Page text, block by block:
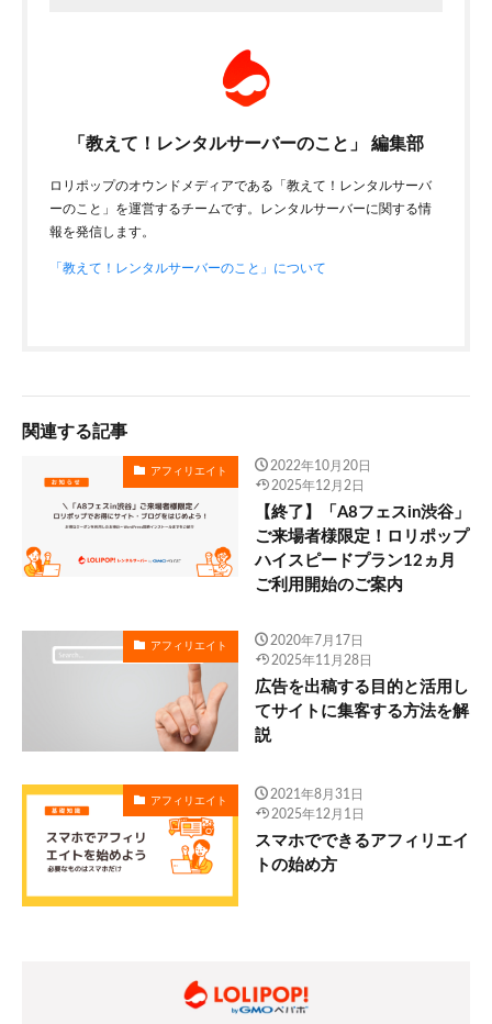
「教えて！レンタルサーバーのこと」 編集部
ロリポップのオウンドメディアである「教えて！レンタルサーバ
ーのこと」を運営するチームです。レンタルサーバーに関する情
報を発信します。
「教えて！レンタルサーバーのこと」について
関連する記事
アフィリエイト
2022年10月20日
2025年12月2日
【終了】「A8フェスin渋谷」
ご来場者様限定！ロリポップ
ハイスピードプラン12ヵ月
ご利用開始のご案内
アフィリエイト
2020年7月17日
2025年11月28日
広告を出稿する目的と活用し
てサイトに集客する方法を解
説
アフィリエイト
2021年8月31日
2025年12月1日
スマホでできるアフィリエイ
トの始め方